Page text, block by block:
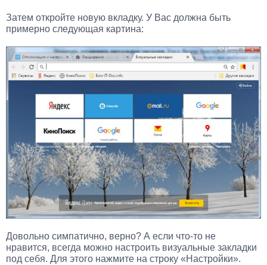
Затем откройте новую вкладку. У Вас должна быть
примерно следующая картина:
Довольно симпатично, верно? А если что-то не
нравится, всегда можно настроить визуальные закладки
под себя. Для этого нажмите на строку «Настройки».